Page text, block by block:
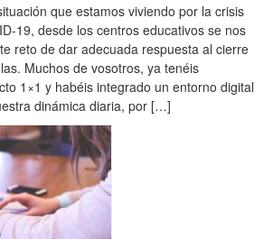
que estamos viviendo por la crisis
19, desde los centros educativos se nos
reto de dar adecuada respuesta al cierre
Muchos de vosotros, ya tenéis
1×1 y habéis integrado un entorno digital
dinámica diaria, por […]